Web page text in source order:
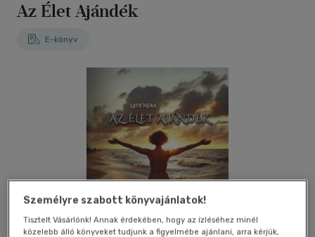
Az Élet Ajándék
E-könyv
Személyre szabott könyvajánlatok!
Tisztelt Vásárlónk! Annak érdekében, hogy az ízléséhez minél
közelebb álló könyveket tudjunk a figyelmébe ajánlani, arra kérjük,